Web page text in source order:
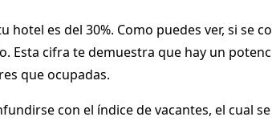
hotel es del 30%. Como puedes ver, si se
Esta cifra te demuestra que hay un
que ocupadas.
con el índice de vacantes, el cual